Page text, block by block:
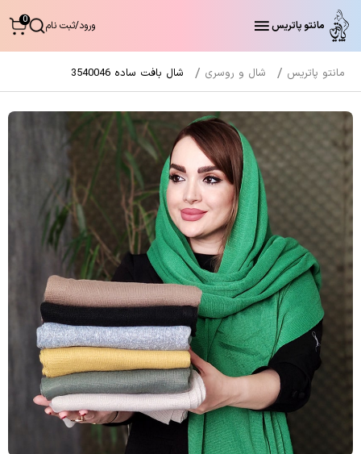
مانتو پاتریس ورود/ثبت نام 0
مانتو پاتریس شال و روسری شال بافت ساده 3540046